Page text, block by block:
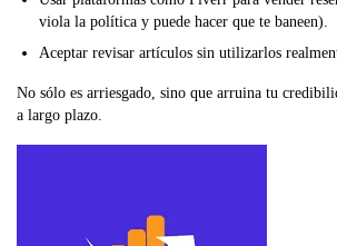
viola la política y puede hacer que te baneen).
Aceptar revisar artículos sin utilizarlos
No sólo es arriesgado, sino que arruina tu
a largo plazo.